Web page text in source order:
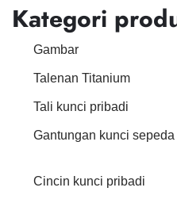
Kategori
Gambar
Talenan Titanium
Tali kunci pribadi
Gantungan kunci sepeda
Cincin kunci pribadi